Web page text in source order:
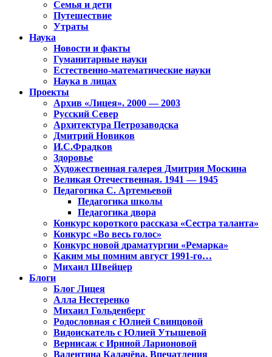
Семья и дети
Путешествие
Утраты
Наука
Новости и факты
Гуманитарные науки
Естественно-математические науки
Наука в лицах
Проекты
Архив «Лицея». 2000 — 2003
Русский Север
Архитектура Петрозаводска
Дмитрий Новиков
И.С.Фрадков
Здоровье
Художественная галерея Дмитрия Москина
Великая Отечественная. 1941 — 1945
Педагогика С. Артемьевой
Педагогика школы
Педагогика двора
Конкурс короткого рассказа «Сестра таланта»
Конкурс «Во весь голос»
Конкурс новой драматургии «Ремарка»
Каким мы помним август 1991-го…
Михаил Швейцер
Блоги
Блог Лицея
Алла Нестеренко
Михаил Гольденберг
Родословная с Юлией Свинцовой
Видоискатель с Юлией Утышевой
Вернисаж с Ириной Ларионовой
Валентина Калачёва. Впечатления